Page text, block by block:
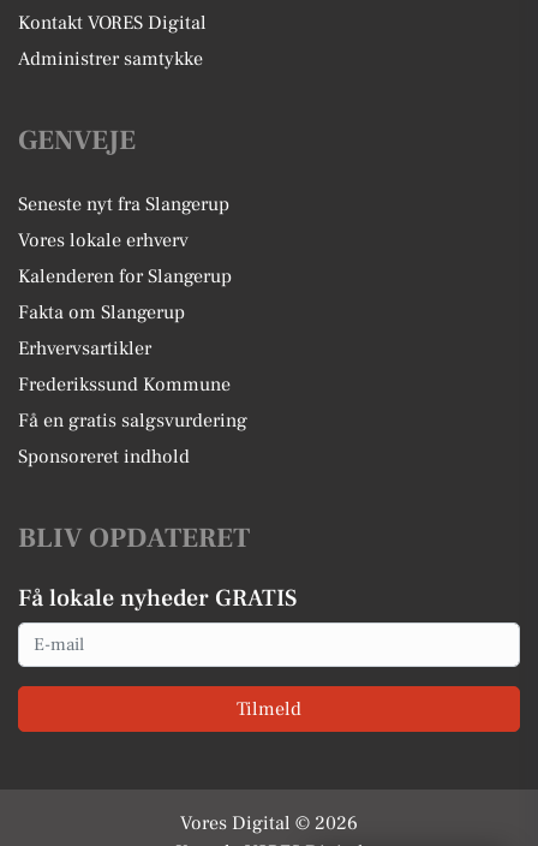
Kontakt VORES Digital
Administrer samtykke
GENVEJE
Seneste nyt fra Slangerup
Vores lokale erhverv
Kalenderen for Slangerup
Fakta om Slangerup
Erhvervsartikler
Frederikssund Kommune
Få en gratis salgsvurdering
Sponsoreret indhold
BLIV OPDATERET
Få lokale nyheder GRATIS
Email
Tilmeld
Vores Digital © 2026